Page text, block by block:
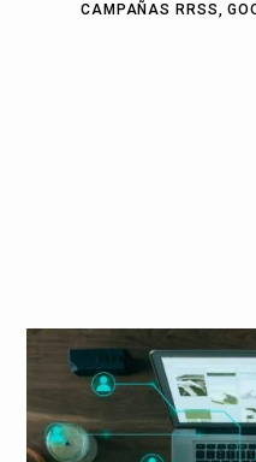
CAMPAÑAS RRSS,